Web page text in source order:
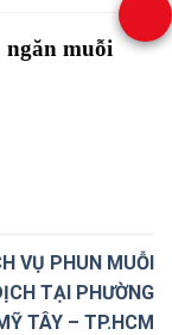
ngăn muỗi
VỤ PHUN MUỖI
TẠI PHƯỜNG
TÂY – TP.HCM